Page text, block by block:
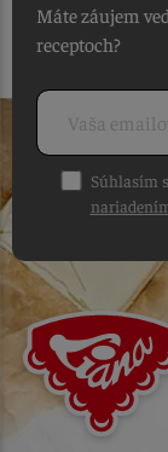
Máte záujem
receptoch?
Súhlasím